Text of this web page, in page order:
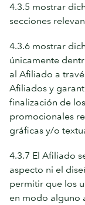
4.3.5 mostrar
secciones
4.3.6 mostrar
únicamente
al Afiliado a
Afiliados y
finalización de
promocionales
gráficas y/o
4.3.7 El Afiliado
aspecto ni el
permitir que los
en modo alguno